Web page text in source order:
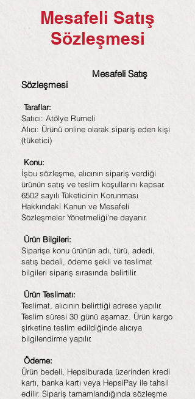
Mesafeli Satış
Sözleşmesi
Mesafeli Satış
Sözleşmesi
Taraflar:
Satıcı: Atölye Rumeli
Alıcı: Ürünü online olarak sipariş eden kişi
(tüketici)
Konu:
İşbu sözleşme, alıcının sipariş verdiği
ürünün satış ve teslim koşullarını kapsar.
6502 sayılı Tüketicinin Korunması
Hakkındaki Kanun ve Mesafeli
Sözleşmeler Yönetmeliği'ne dayanır.
Ürün Bilgileri:
Siparişe konu ürünün adı, türü, adedi,
satış bedeli, ödeme şekli ve teslimat
bilgileri sipariş sırasında belirtilir.
Ürün Teslimatı:
Teslimat, alıcının belirttiği adrese yapılır.
Teslim süresi 30 günü aşamaz. Ürün kargo
şirketine teslim edildiğinde alıcıya
bilgilendirme yapılır.
Ödeme:
Ürün bedeli, Hepsiburada üzerinden kredi
kartı, banka kartı veya HepsiPay ile tahsil
edilir. Sipariş tamamlandığında sözleşme